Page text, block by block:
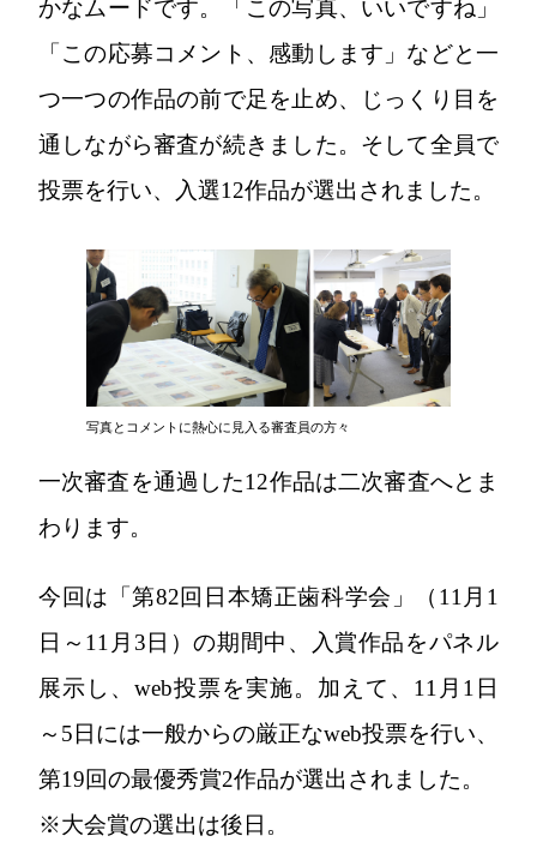
かなムードです。「この写真、いいですね」
「この応募コメント、感動します」などと一
つ一つの作品の前で足を止め、じっくり目を
通しながら審査が続きました。そして全員で
投票を行い、入選12作品が選出されました。
写真とコメントに熱心に見入る審査員の方々
一次審査を通過した12作品は二次審査へとま
わります。
今回は「第82回日本矯正歯科学会」（11月1
日～11月3日）の期間中、入賞作品をパネル
展示し、web投票を実施。加えて、11月1日
～5日には一般からの厳正なweb投票を行い、
第19回の最優秀賞2作品が選出されました。
※大会賞の選出は後日。